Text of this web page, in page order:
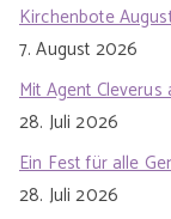
Kirchenbote
7. August 2026
Mit Agent
28. Juli 2026
Ein Fest für alle
28. Juli 2026